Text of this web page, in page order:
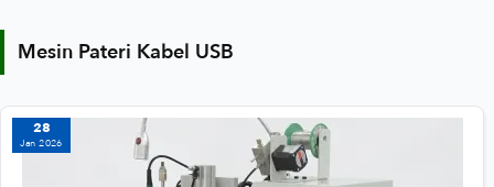
Mesin Pateri Kabel USB
28
Jan 2026